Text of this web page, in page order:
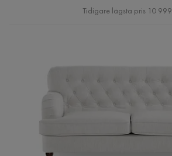
Pris
Tidigare lägsta pris 10